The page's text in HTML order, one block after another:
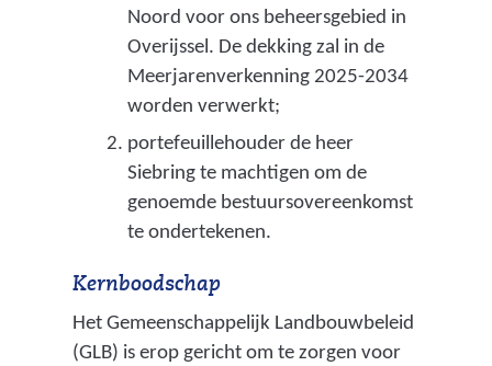
n
A
g
r
a
r
i
s
W
a
n
t
b
Noord voor ons beheersgebied in
Overijssel. De dekking zal in de
Meerjarenverkenning 2025-2034
worden verwerkt;
portefeuillehouder de heer
Siebring te machtigen om de
genoemde bestuursovereenkomst
te ondertekenen.
Kernboodschap
Het Gemeenschappelijk Landbouwbeleid
(GLB) is erop gericht om te zorgen voor